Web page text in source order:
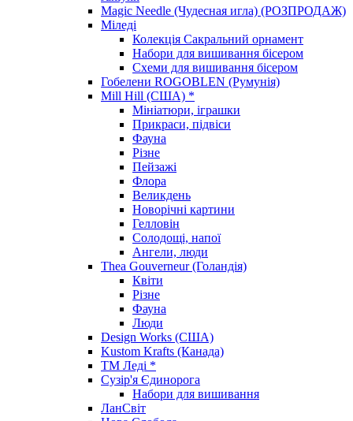
Magic Needle (Чудесная игла) (РОЗПРОДАЖ)
Міледі
Колекція Сакральний орнамент
Набори для вишивання бісером
Схеми для вишивання бісером
Гобелени ROGOBLEN (Румунія)
Mill Hill (США) *
Мініатюри, іграшки
Прикраси, підвіси
Фауна
Різне
Пейзажі
Флора
Великдень
Новорічні картини
Гелловін
Солодощі, напої
Ангели, люди
Thea Gouverneur (Голандія)
Квіти
Різне
Фауна
Люди
Design Works (США)
Kustom Krafts (Канада)
ТМ Леді *
Сузір'я Єдинорога
Набори для вишивання
ЛанСвіт